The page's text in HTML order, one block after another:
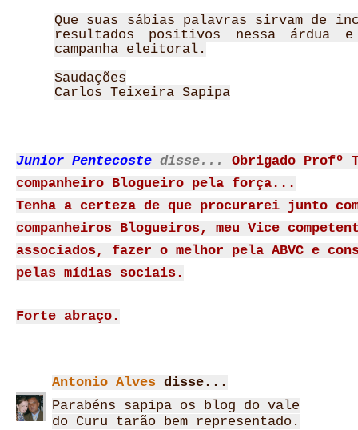
Que suas sábias palavras sirvam de
resultados positivos nessa árdua e
campanha eleitoral.
Saudações
Carlos Teixeira Sapipa
Junior Pentecoste disse...
Obrigado Profº
companheiro Blogueiro pela força...
Tenha a certeza de que procurarei junto
companheiros Blogueiros, meu Vice
associados, fazer o melhor pela ABVC e
pelas mídias sociais.
Forte abraço.
Antonio Alves disse...
Parabéns sapipa os blog do vale
do Curu tarão bem representado.